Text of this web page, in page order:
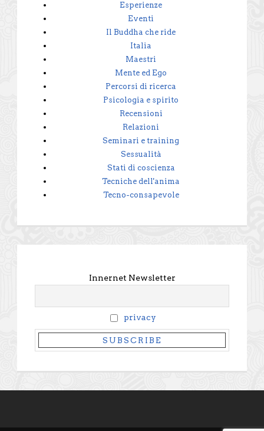
Esperienze
Eventi
Il Buddha che ride
Italia
Maestri
Mente ed Ego
Percorsi di ricerca
Psicologia e spirito
Recensioni
Relazioni
Seminari e training
Sessualità
Stati di coscienza
Tecniche dell'anima
Tecno-consapevole
Innernet Newsletter
privacy